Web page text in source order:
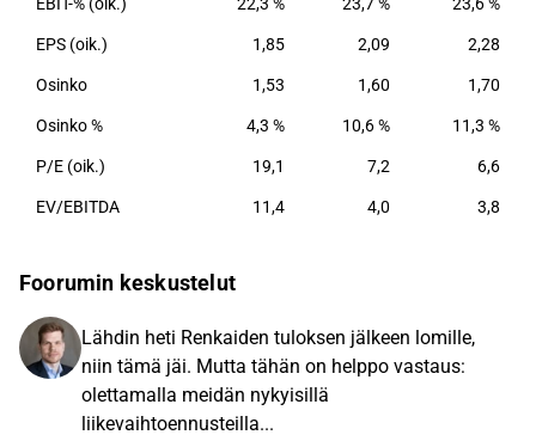
EPS (oik.) 1,85 2,09 2,28
Osinko 1,53 1,60 1,70
Osinko % 4,3 % 10,6 % 11,3 %
P/E (oik.) 19,1 7,2 6,6
EV/EBITDA 11,4 4,0 3,8
Foorumin keskustelut
Lähdin heti Renkaiden tuloksen jälkeen lomille,
niin tämä jäi. Mutta tähän on helppo vastaus:
olettamalla meidän nykyisillä
liikevaihtoennusteilla...